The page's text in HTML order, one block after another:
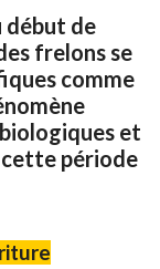
début de
frelons se
comme
et
période